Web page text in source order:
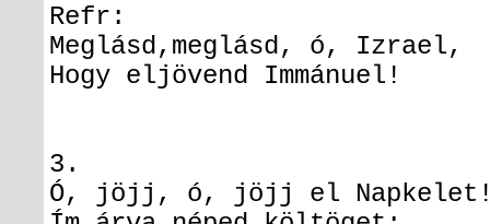
Refr:
Meglásd,meglásd, ó, Izrael,
Hogy eljövend Immánuel!
3.
Ó, jöjj, ó, jöjj el